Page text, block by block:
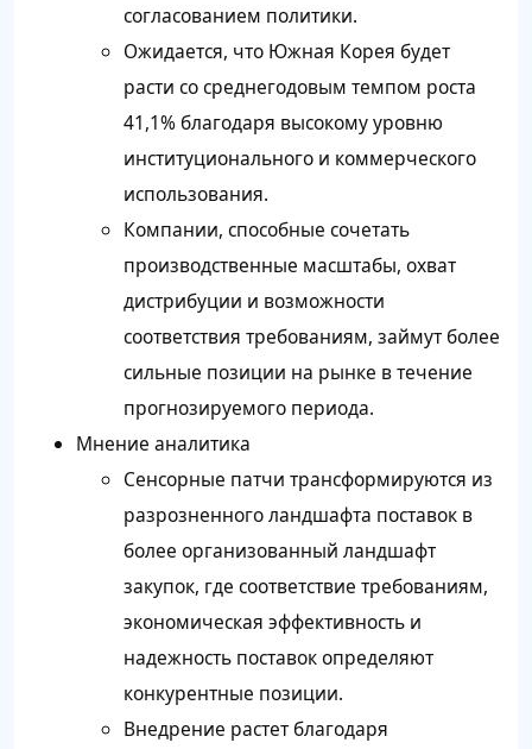
согласованием политики.
Ожидается, что Южная Корея будет
расти со среднегодовым темпом роста
41,1% благодаря высокому уровню
институционального и коммерческого
использования.
Компании, способные сочетать
производственные масштабы, охват
дистрибуции и возможности
соответствия требованиям, займут более
сильные позиции на рынке в течение
прогнозируемого периода.
Мнение аналитика
Сенсорные патчи трансформируются из
разрозненного ландшафта поставок в
более организованный ландшафт
закупок, где соответствие требованиям,
экономическая эффективность и
надежность поставок определяют
конкурентные позиции.
Внедрение растет благодаря